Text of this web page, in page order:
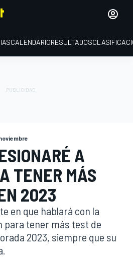
CALENDARIORESULTADOS
A
TENER MÁS
2023
en que hablará con la
para tener más test de
2023, siempre que su